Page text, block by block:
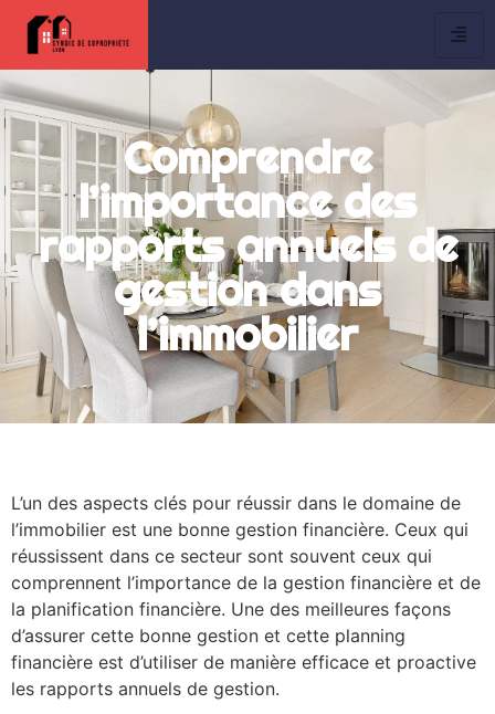
Comprendre
l’importance des
rapports annuels de
gestion dans
l’immobilier
L’un des aspects clés pour réussir dans le domaine de
l’immobilier est une bonne gestion financière. Ceux qui
réussissent dans ce secteur sont souvent ceux qui
comprennent l’importance de la gestion financière et de
la planification financière. Une des meilleures façons
d’assurer cette bonne gestion et cette planning
financière est d’utiliser de manière efficace et proactive
les rapports annuels de gestion.